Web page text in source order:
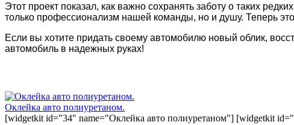
Этот проект показал, как важно сохранять заботу о таких
только профессионализм нашей команды, но и душу. Теперь
Если вы хотите придать своему автомобилю новый облик,
автомобиль в надежных руках!
Оклейка авто полиуретаном.
[widgetkit id="34" name="Оклейка авто полиуретаном"] [widgetkit